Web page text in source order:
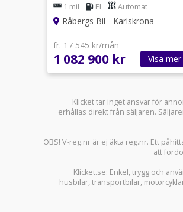
1 mil El Automat
Råbergs Bil - Karlskrona
fr. 17 545 kr/mån
1 082 900 kr Visa mer
Klicket tar inget ansvar för
erhållas direkt från säljaren.
OBS! V-reg.nr är ej äkta reg.nr. Ett
att
Klicket.se: Enkel, trygg och
husbilar,transportbilar,